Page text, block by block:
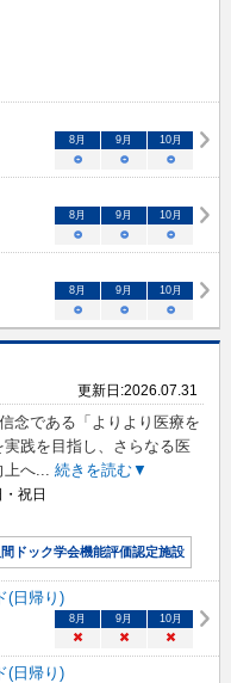
8月 9月 10月
○ ○ ○
8月 9月 10月
○ ○ ○
8月 9月 10月
○ ○ ○
更新日:2026.07.31
念である「よりより医療を
践を目指し、さらなる医
上へ... 続きを読む▼
祝日
間ドック学会機能評価認定施設
(日帰り)
8 月 9 月 10月
× × ×
(日帰り)